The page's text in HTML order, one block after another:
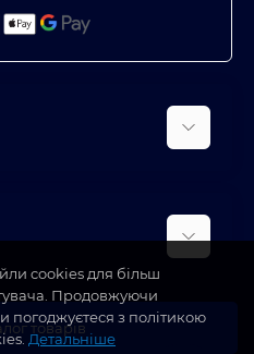
товарів
cookies для більш
Продовжуючи
погоджуєтеся з політикою
Детальніше